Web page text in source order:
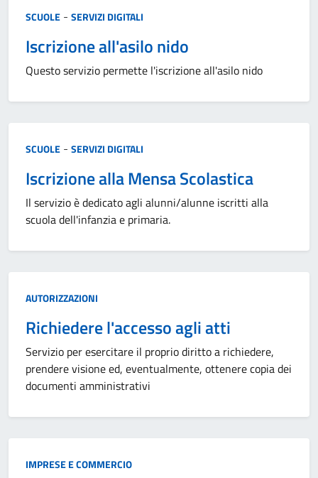
Categoria:
SCUOLE - SERVIZI DIGITALI
Iscrizione all'asilo nido
Questo servizio permette l'iscrizione all'asilo nido
Categoria:
SCUOLE - SERVIZI DIGITALI
Iscrizione alla Mensa Scolastica
Il servizio è dedicato agli alunni/alunne iscritti alla
scuola dell'infanzia e primaria.
Categoria:
AUTORIZZAZIONI
Richiedere l'accesso agli atti
Servizio per esercitare il proprio diritto a richiedere,
prendere visione ed, eventualmente, ottenere copia dei
documenti amministrativi
Categoria:
IMPRESE E COMMERCIO